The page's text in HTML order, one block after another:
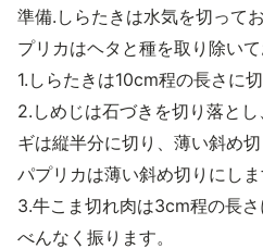
準備.しらたきは水気を切って
プリカはヘタと種を取り除いて
1.しらたきは10cm程の長さに切
2.しめじは石づきを切り落と
ギは縦半分に切り、薄い斜め
パプリカは薄い斜め切りにしま
3.牛こま切れ肉は3cm程の長
べんなく振ります。